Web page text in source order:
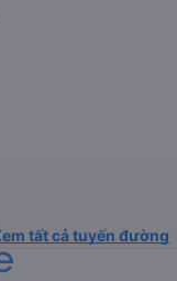
tất cả tuyến đường